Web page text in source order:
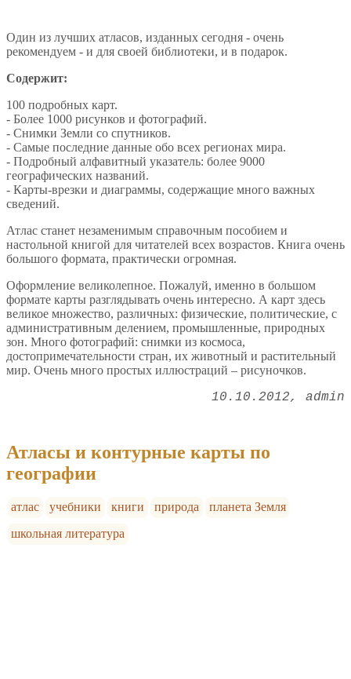
Один из лучших атласов, изданных сегодня - очень
рекомендуем - и для своей библиотеки, и в подарок.
Содержит:
100 подробных карт.
- Более 1000 рисунков и фотографий.
- Снимки Земли со спутников.
- Самые последние данные обо всех регионах мира.
- Подробный алфавитный указатель: более 9000
географических названий.
- Карты-врезки и диаграммы, содержащие много важных
сведений.
Атлас станет незаменимым справочным пособием и
настольной книгой для читателей всех возрастов. Книга очень
большого формата, практически огромная.
Оформление великолепное. Пожалуй, именно в большом
формате карты разглядывать очень интересно. А карт здесь
великое множество, различных: физические, политические, с
административным делением, промышленные, природных
зон. Много фотографий: снимки из космоса,
достопримечательности стран, их животный и растительный
мир. Очень много простых иллюстраций – рисуночков.
10.10.2012 admin
Атласы и контурные карты по
географии
атлас учебники книги природа
планета Земля
школьная литература